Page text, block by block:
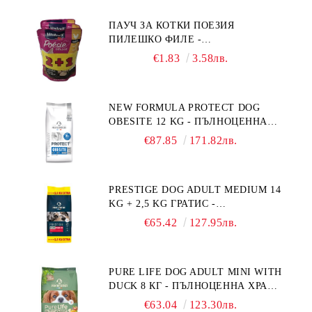
БЕЗ ЗЪРНО, БЕЗ ГЛУТЕН.
ПРОИЗВЕДЕНА ВЪВ ФРАНЦИЯ.
ПАУЧ ЗА КОТКИ ПОЕЗИЯ
ПИЛЕШКО ФИЛЕ -
ПРОМОКОМПЛЕКТ 3 БР.
€1.83 3.58лв.
NEW FORMULA PROTECT DOG
OBESITE 12 KG - ПЪЛНОЦЕННА
ДИЕТИЧНА ХРАНА ЗА КУЧЕТА
"РЕГУЛИРАНЕ НА ВНОСА НА
ГЛЮКОЗА (DIABETES MELLITUS)."
€87.85 171.82лв.
PRESTIGE DOG ADULT MEDIUM 14
KG + 2,5 KG ГРАТИС -
ПЪЛНОЦЕННА ХРАНА ЗА
€65.42 127.95лв.
PURE LIFE DOG ADULT MINI WITH
DUCK 8 КГ - ПЪЛНОЦЕННА ХРАНА
ЗА ПОРАСНАЛИ КУЧЕТА ОТ
€63.04 123.30лв.